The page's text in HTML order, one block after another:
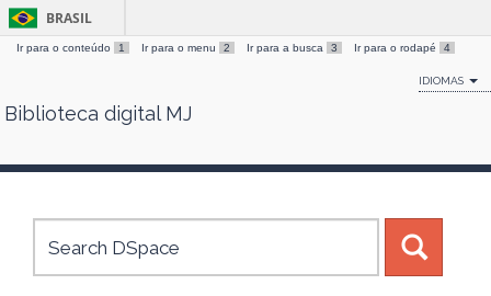
Skip
BRASIL
Ir para o conteúdo 1 Ir para o menu 2 Ir para a busca 3 Ir para o rodapé 4
IDIOMAS
Biblioteca digital MJ